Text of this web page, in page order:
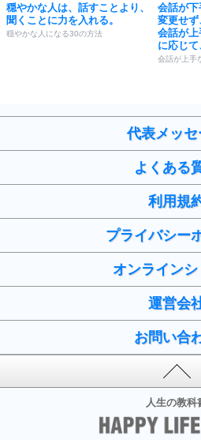
穏やかな人は、話すことより、
聞くことに力を入れる。
穏やかな人になる30の方法
会話が
変更せず
会話が
に応じて
会話が上手
代表メッセ
よくある
利用規
プライバシー
オンライン
運営会
お問い合
人生の教科